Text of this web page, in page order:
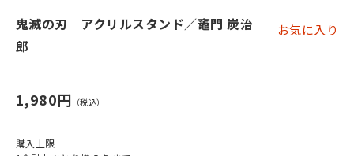
鬼滅の刃 アクリルスタンド／竈門 炭治
郎
お気に入り
1,980円
購入上限